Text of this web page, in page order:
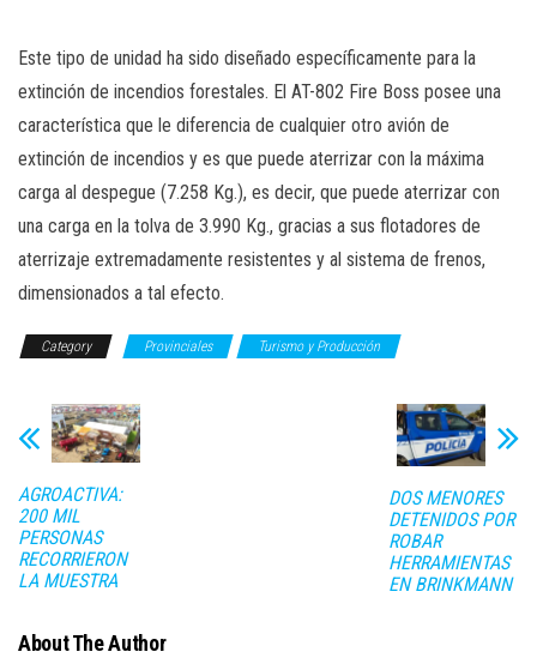
Este tipo de unidad ha sido diseñado específicamente para la
extinción de incendios forestales. El AT-802 Fire Boss posee una
característica que le diferencia de cualquier otro avión de
extinción de incendios y es que puede aterrizar con la máxima
carga al despegue (7.258 Kg.), es decir, que puede aterrizar con
una carga en la tolva de 3.990 Kg., gracias a sus flotadores de
aterrizaje extremadamente resistentes y al sistema de frenos,
dimensionados a tal efecto.
Category Provinciales Turismo y Producción
AGROACTIVA:
200 MIL
PERSONAS
RECORRIERON
LA MUESTRA
DOS MENORES
DETENIDOS POR
ROBAR
HERRAMIENTAS
EN BRINKMANN
About The Author